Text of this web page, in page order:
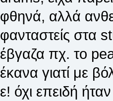
φθηνά, αλλά
φανταστείς στα
έβγαζα πχ. το
έκανα γιατί με
ε! όχι επειδή